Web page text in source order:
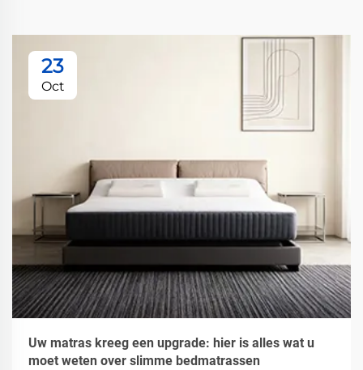
23
Oct
Uw matras kreeg een upgrade: hier is alles wat u
moet weten over slimme bedmatrassen